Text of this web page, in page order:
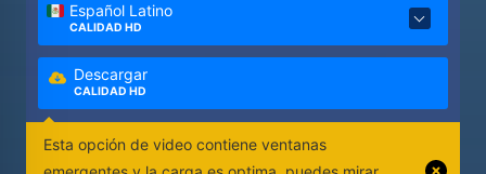
Español Latino
CALIDAD HD
Descargar
CALIDAD HD
Esta opción de video contiene ventanas